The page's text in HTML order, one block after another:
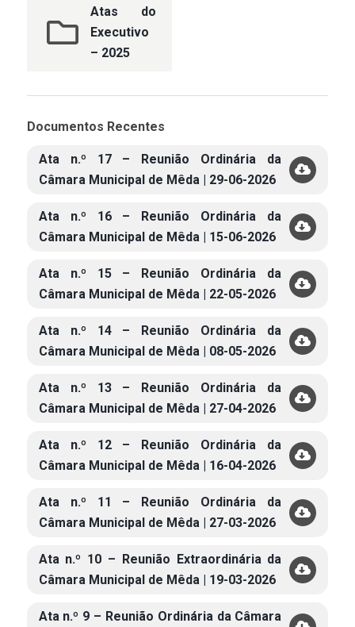
Atas do
Executivo
– 2025
Documentos Recentes
Ata n.º 17 – Reunião Ordinária da
Câmara Municipal de Mêda | 29-06-2026
Ata n.º 16 – Reunião Ordinária da
Câmara Municipal de Mêda | 15-06-2026
Ata n.º 15 – Reunião Ordinária da
Câmara Municipal de Mêda | 22-05-2026
Ata n.º 14 – Reunião Ordinária da
Câmara Municipal de Mêda | 08-05-2026
Ata n.º 13 – Reunião Ordinária da
Câmara Municipal de Mêda | 27-04-2026
Ata n.º 12 – Reunião Ordinária da
Câmara Municipal de Mêda | 16-04-2026
Ata n.º 11 – Reunião Ordinária da
Câmara Municipal de Mêda | 27-03-2026
Ata n.º 10 – Reunião Extraordinária da
Câmara Municipal de Mêda | 19-03-2026
Ata n.º 9 – Reunião Ordinária da Câmara